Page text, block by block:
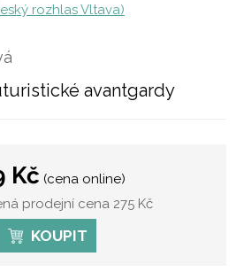
rozhlas Vltava)
avantgardy
Kč (cena online)
prodejní cena 275 Kč
KOUPIT